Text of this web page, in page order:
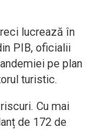
lucrează în
PIB, oficialii
pe plan
turistic.
Cu mai
de 172 de